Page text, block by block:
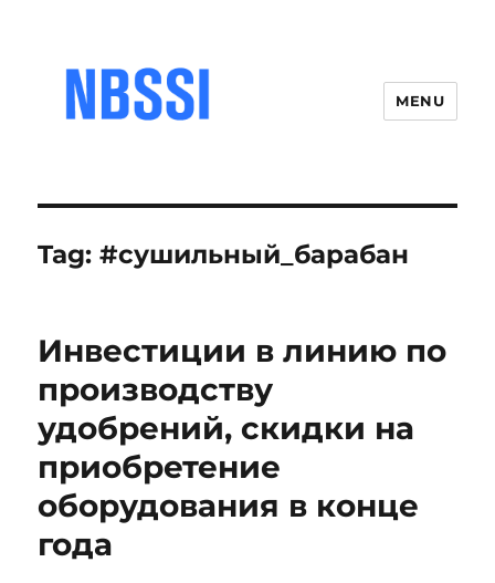
MENU
Tag:#сушильный_барабан
Инвестиции в линию по
производству
удобрений, скидки на
приобретение
оборудования в конце
года